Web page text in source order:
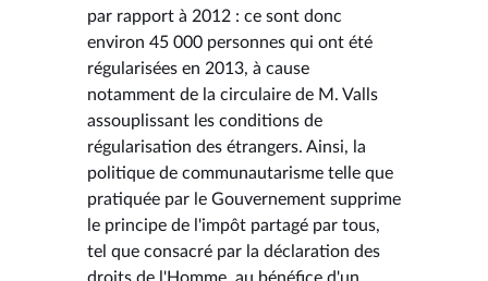
par rapport à 2012 : ce sont donc
environ 45 000 personnes qui ont été
régularisées en 2013, à cause
notamment de la circulaire de M. Valls
assouplissant les conditions de
régularisation des étrangers. Ainsi, la
politique de communautarisme telle que
pratiquée par le Gouvernement supprime
le principe de l'impôt partagé par tous,
tel que consacré par la déclaration des
droits de l'Homme, au bénéfice d'un